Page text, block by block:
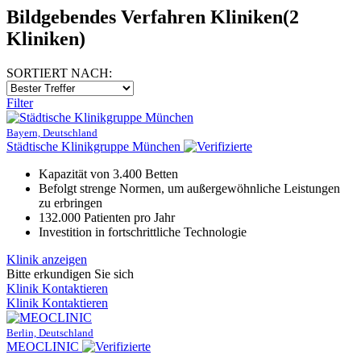
Bildgebendes Verfahren Kliniken(2
Kliniken)
SORTIERT NACH:
Filter
Bayern, Deutschland
Städtische Klinikgruppe München
Kapazität von 3.400 Betten
Befolgt strenge Normen, um außergewöhnliche Leistungen
zu erbringen
132.000 Patienten pro Jahr
Investition in fortschrittliche Technologie
Klinik anzeigen
Bitte erkundigen Sie sich
Klinik Kontaktieren
Klinik Kontaktieren
Berlin, Deutschland
MEOCLINIC